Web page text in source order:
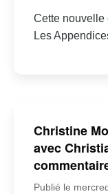
Cette nouvelle
Les
Christine
avec
Publié le